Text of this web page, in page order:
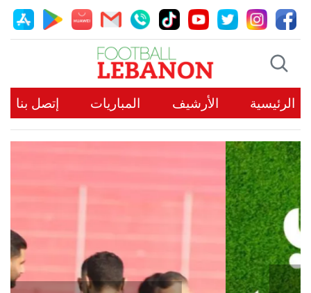
الرئيسية الأرشيف المباريات إتصل بنا